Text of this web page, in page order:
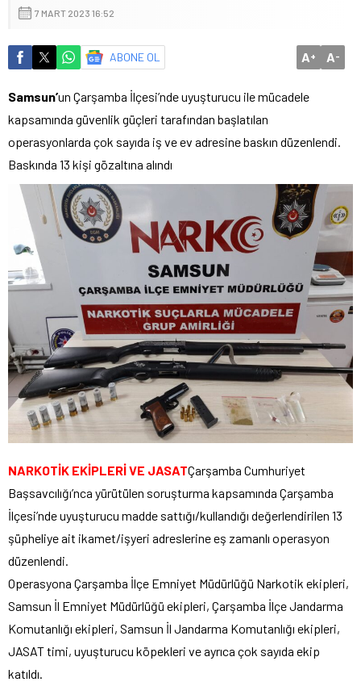
7 MART 2023 16:52
ABONE OL A+ A-
Samsun’un Çarşamba İlçesi’nde uyuşturucu ile mücadele
kapsamında güvenlik güçleri tarafından başlatılan
operasyonlarda çok sayıda iş ve ev adresine baskın düzenlendi.
Baskında 13 kişi gözaltına alındı
NARKOTİK EKİPLERİ VE JASATÇarşamba Cumhuriyet
Başsavcılığı’nca yürütülen soruşturma kapsamında Çarşamba
İlçesi’nde uyuşturucu madde sattığı/kullandığı değerlendirilen 13
şüpheliye ait ikamet/işyeri adreslerine eş zamanlı operasyon
düzenlendi.
Operasyona Çarşamba İlçe Emniyet Müdürlüğü Narkotik ekipleri,
Samsun İl Emniyet Müdürlüğü ekipleri, Çarşamba İlçe Jandarma
Komutanlığı ekipleri, Samsun İl Jandarma Komutanlığı ekipleri,
JASAT timi, uyuşturucu köpekleri ve ayrıca çok sayıda ekip
katıldı.